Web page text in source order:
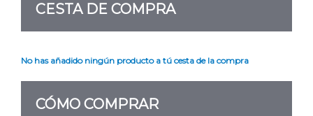
CESTA DE COMPRA
No has añadido ningún producto a tú cesta de la compra
CÓMO COMPRAR